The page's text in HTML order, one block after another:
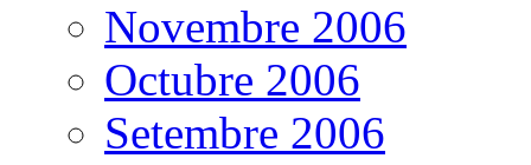
Novembre 2006
Octubre 2006
Setembre 2006